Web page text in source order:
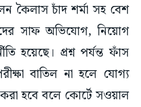
কৈলাস চাঁদ শর্মা সহ বেশ
সাফ অভিযোগ, নিয়োগ
হয়েছে। প্রশ্ন পর্যন্ত ফাঁস
বাতিল না হলে যোগ্য
করা হবে বলে কোর্টে সওয়াল